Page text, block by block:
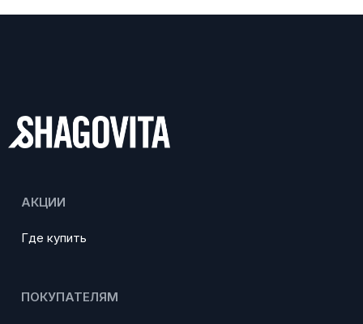
АКЦИИ
Где купить
ПОКУПАТЕЛЯМ